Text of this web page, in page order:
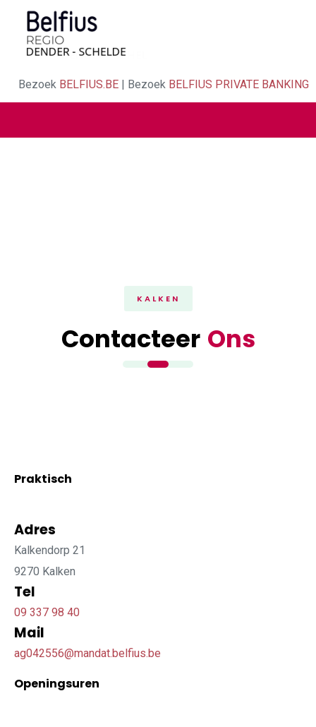
Bezoek BELFIUS.BE | Bezoek BELFIUS PRIVATE BANKING
KALKEN
Contacteer Ons
Praktisch
Adres
Kalkendorp 21
9270 Kalken
Tel
09 337 98 40
Mail
ag042556@mandat.belfius.be
Openingsuren